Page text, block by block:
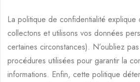
La politique de confidentialité explique
collectons et utilisons vos données
certaines circonstances). N’oubliez
procédures utilisées pour garantir la
informations. Enfin, cette politique